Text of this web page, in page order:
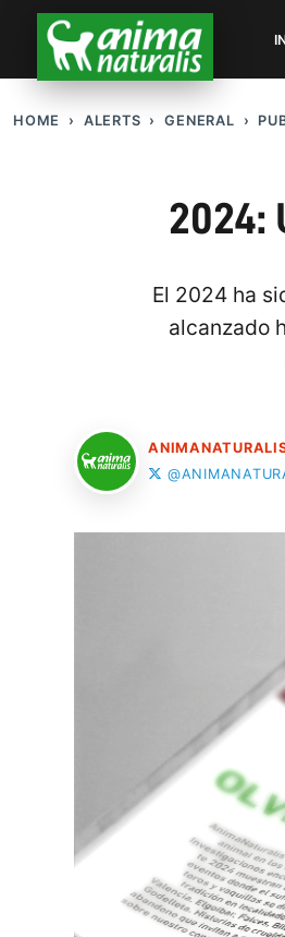
HOME ALERTS GENERAL
2024:
El 2024 ha
alcanzado